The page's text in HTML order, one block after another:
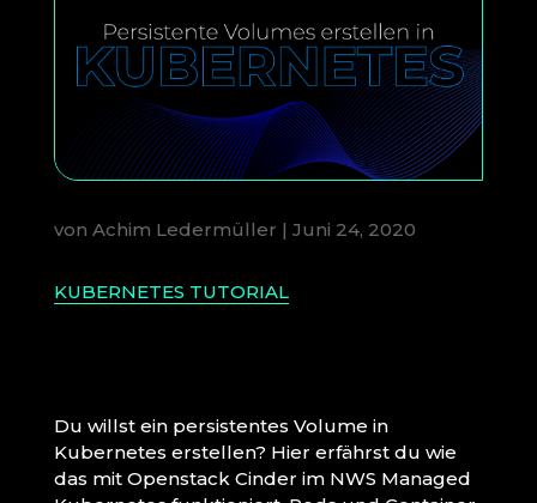
von Achim Ledermüller | Juni 24, 2020
KUBERNETES TUTORIAL
Du willst ein persistentes Volume in
Kubernetes erstellen? Hier erfährst du wie
das mit Openstack Cinder im NWS Managed